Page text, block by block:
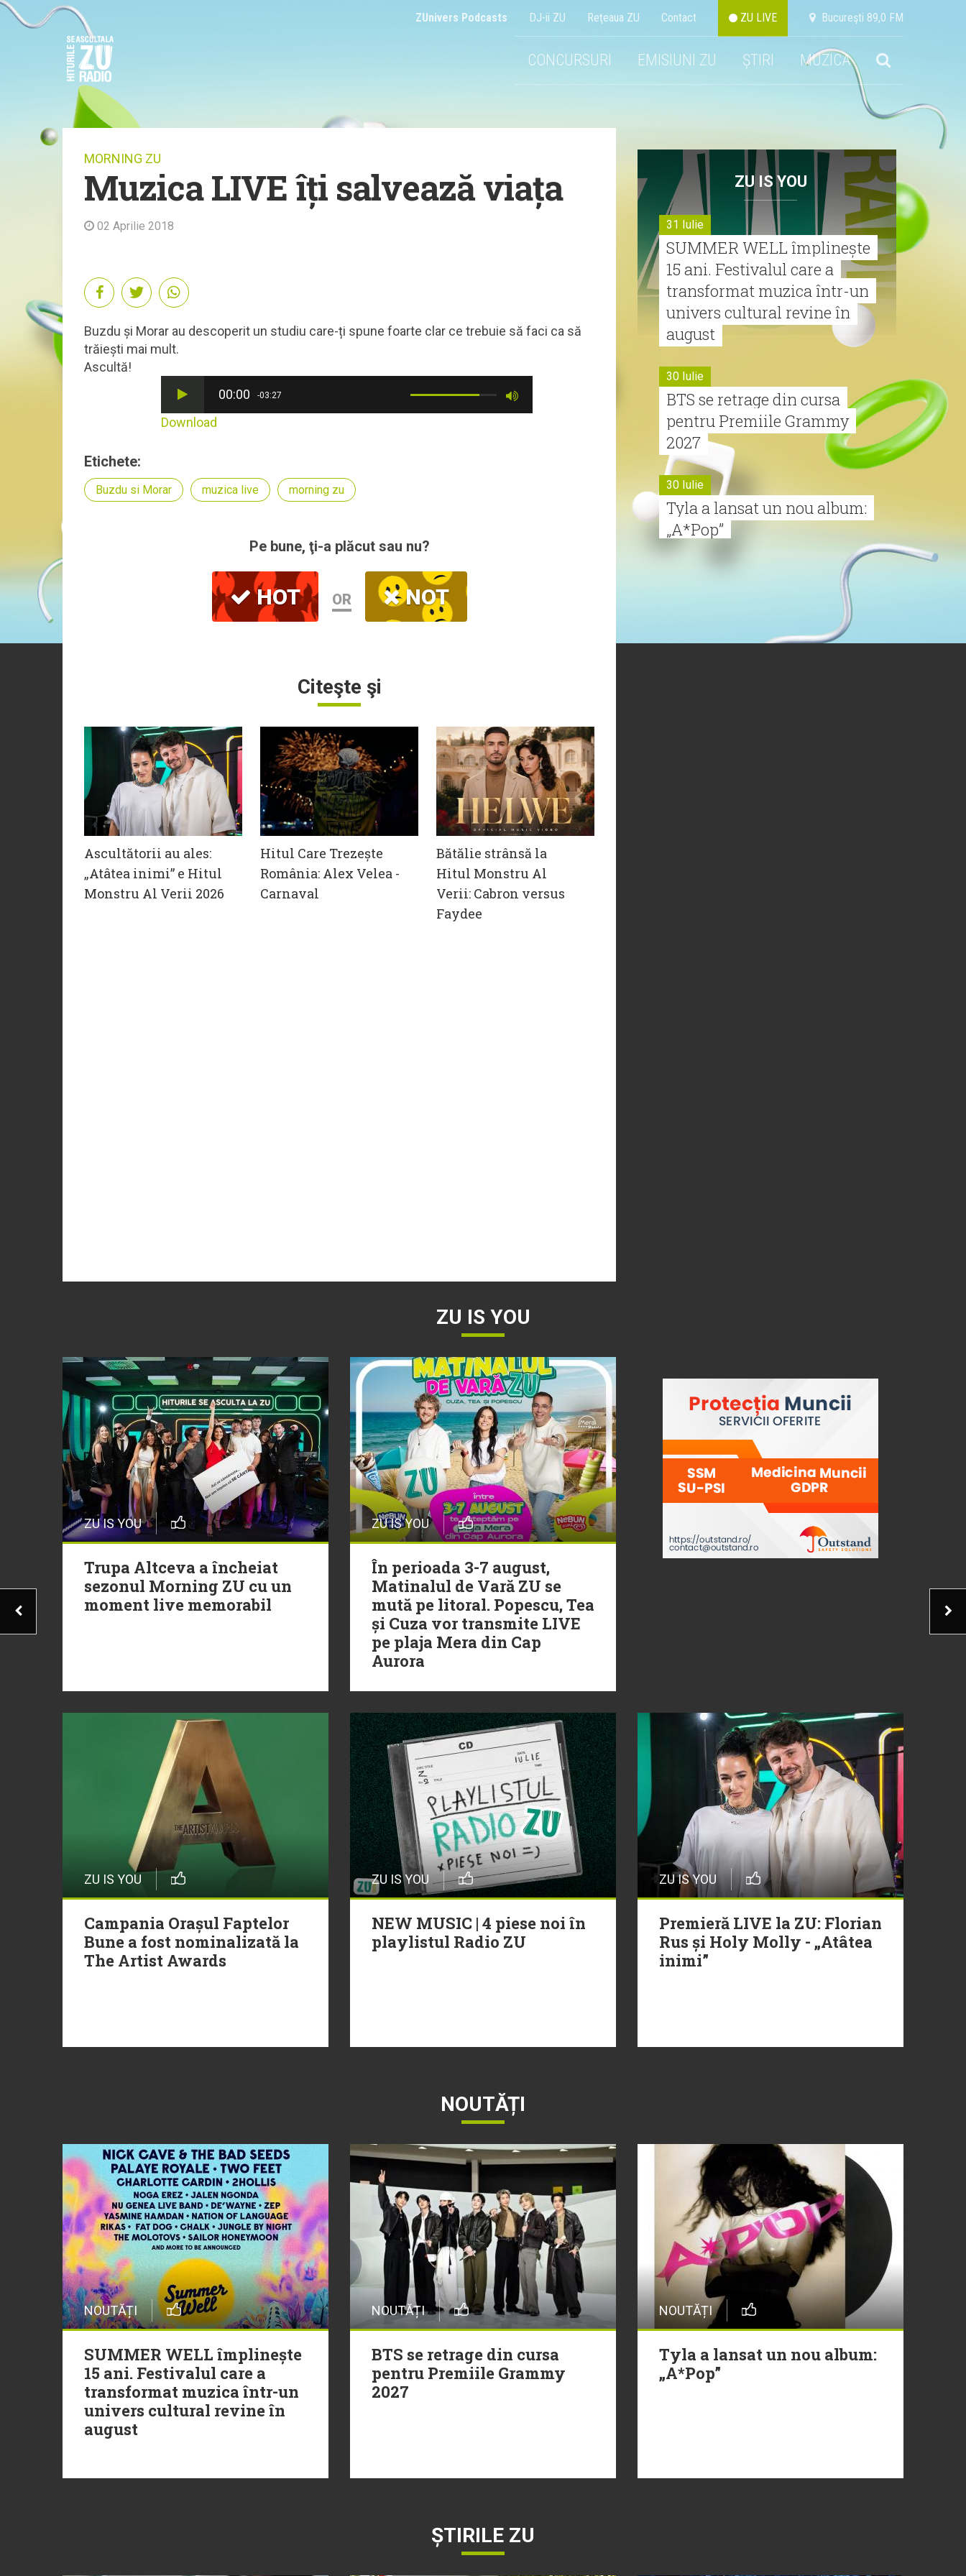
ZUnivers Podcasts DJ-ii ZU Reţeaua ZU Contact ZU LIVE Bucureşti 89,0 FM
CONCURSURI EMISIUNI ZU ȘTIRI MUZICA
MORNING ZU
Muzica LIVE îți salvează viața
02 Aprilie 2018
Buzdu și Morar au descoperit un studiu care-ți spune foarte clar ce trebuie să faci ca să
trăiești mai mult.
Ascultă!
00:00
-03:27
Download
Etichete:
Buzdu si Morar muzica live morning zu
Pe bune, ţi-a plăcut sau nu?
HOT OR NOT
Citeşte şi
Ascultătorii au ales:
„Atâtea inimi” e Hitul
Monstru Al Verii 2026
Hitul Care Trezește
România: Alex Velea -
Carnaval
Bătălie strânsă la
Hitul Monstru Al
Verii: Cabron versus
Faydee
ZU IS YOU
31 Iulie
SUMMER WELL împlinește
15 ani. Festivalul care a
transformat muzica într-un
univers cultural revine în
august
30 Iulie
BTS se retrage din cursa
pentru Premiile Grammy
2027
30 Iulie
Tyla a lansat un nou album:
„A*Pop”
Alexia lansează videoclipul
oficial pentru „Nu mai am
nume”
ZU IS YOU
ZU IS YOU
Trupa Altceva a încheiat
sezonul Morning ZU cu un
moment live memorabil
ZU IS YOU
În perioada 3-7 august,
Matinalul de Vară ZU se
mută pe litoral. Popescu, Tea
și Cuza vor transmite LIVE
pe plaja Mera din Cap
Aurora
ZU IS YOU
Campania Orașul Faptelor
Bune a fost nominalizată la
The Artist Awards
ZU IS YOU
NEW MUSIC | 4 piese noi în
playlistul Radio ZU
ZU IS YOU
Premieră LIVE la ZU: Florian
Rus și Holy Molly - „Atâtea
inimi”
NOUTĂȚI
NOUTĂȚI
SUMMER WELL împlinește
15 ani. Festivalul care a
transformat muzica într-un
univers cultural revine în
august
NOUTĂȚI
BTS se retrage din cursa
pentru Premiile Grammy
2027
NOUTĂȚI
Tyla a lansat un nou album:
„A*Pop”
ȘTIRILE ZU